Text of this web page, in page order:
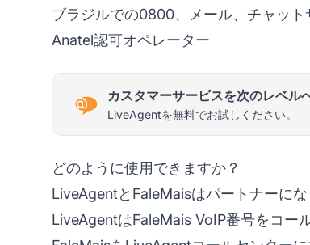
ブラジルでの0800、メール、チャッ
Anatel認可オペレーター
カスタマーサービスを次のレベル
LiveAgentを無料でお試しください。
どのように使用できますか？
LiveAgentとFaleMaisはパートナーに
LiveAgentはFaleMais VoIP番号をコー